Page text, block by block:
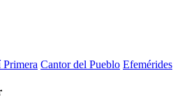
Cantor del Pueblo Efemérides